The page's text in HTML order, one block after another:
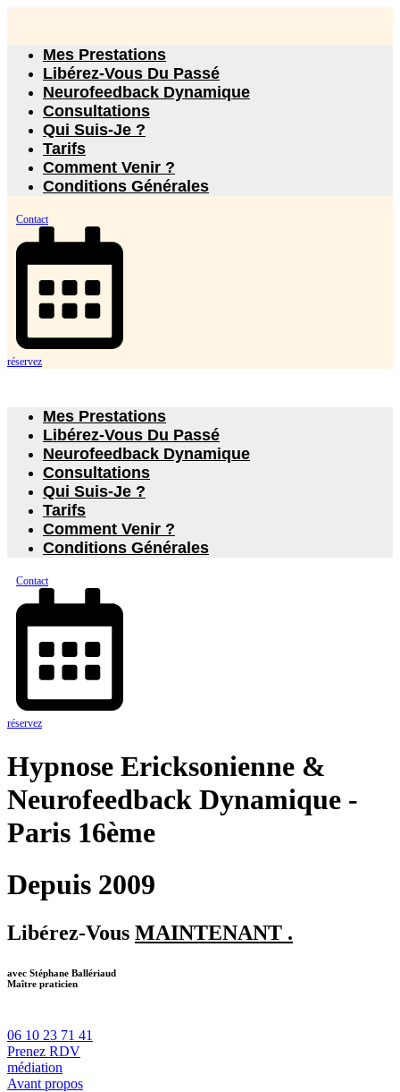
Mes Prestations
Libérez-Vous Du Passé
Neurofeedback Dynamique
Consultations
Qui Suis-Je ?
Tarifs
Comment Venir ?
Conditions Générales
Contact
réservez
Mes Prestations
Libérez-Vous Du Passé
Neurofeedback Dynamique
Consultations
Qui Suis-Je ?
Tarifs
Comment Venir ?
Conditions Générales
Contact
réservez
Hypnose Ericksonienne &
Neurofeedback Dynamique -
Paris 16ème
Depuis 2009
Libérez-Vous MAINTENANT .
avec Stéphane Ballériaud
Maître praticien
06 10 23 71 41
Prenez RDV
médiation
Avant propos